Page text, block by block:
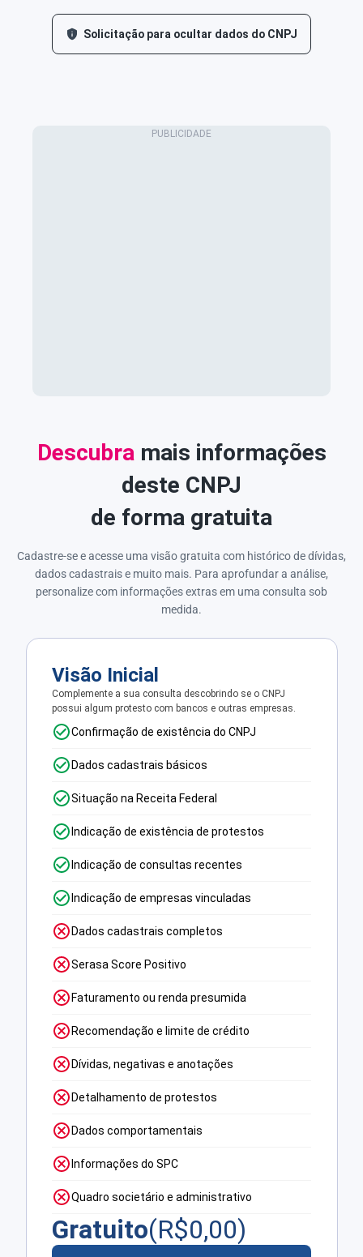
Solicitação para ocultar dados do CNPJ
Descubra mais informações
deste CNPJ
de forma gratuita
Cadastre-se e acesse uma visão gratuita com histórico de dívidas,
dados cadastrais e muito mais. Para aprofundar a análise,
personalize com informações extras em uma consulta sob
medida.
Visão Inicial
Complemente a sua consulta descobrindo se o CNPJ
possui algum protesto com bancos e outras empresas.
Confirmação de existência do CNPJ
Dados cadastrais básicos
Situação na Receita Federal
Indicação de existência de protestos
Indicação de consultas recentes
Indicação de empresas vinculadas
Dados cadastrais completos
Serasa Score Positivo
Faturamento ou renda presumida
Recomendação e limite de crédito
Dívidas, negativas e anotações
Detalhamento de protestos
Dados comportamentais
Informações do SPC
Quadro societário e administrativo
Gratuito(R$0,00)